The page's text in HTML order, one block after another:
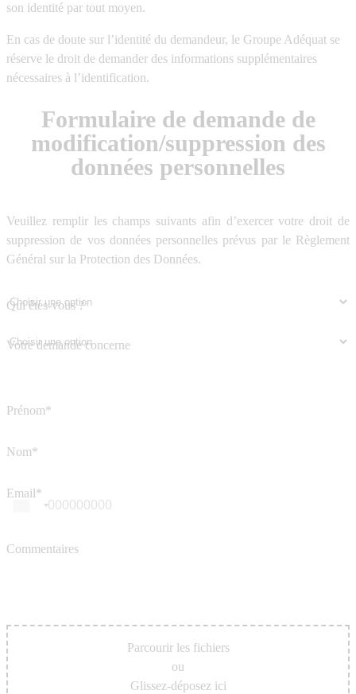
son identité par tout moyen.
En cas de doute sur l’identité du demandeur, le Groupe Adéquat se
réserve le droit de demander des informations supplémentaires
nécessaires à l’identification.
Formulaire de demande de
modification/suppression des
données personnelles
Veuillez remplir les champs suivants afin d’exercer votre droit de
suppression de vos données personnelles prévus par le Règlement
Général sur la Protection des Données.
Qui êtes-vous ?
Votre demande concerne
Prénom*
Nom*
Email*
Commentaires
Glissez-déposez ici
ou
Parcourir les fichiers